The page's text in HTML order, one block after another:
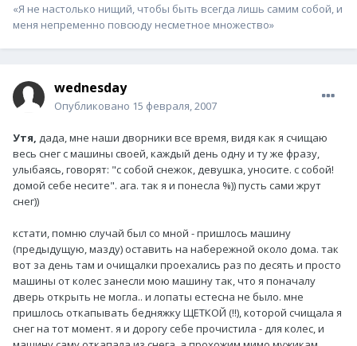
«Я не настолько нищий, чтобы быть всегда лишь самим собой, и
меня непременно повсюду несметное множество»
wednesday
Опубликовано 15 февраля, 2007
Утя, дада, мне наши дворники все время, видя как я счищаю
весь снег с машины своей, каждый день одну и ту же фразу,
улыбаясь, говорят: "с собой снежок, девушка, уносите. с собой!
домой себе несите". ага. так я и понесла %)) пусть сами жрут
снег))
кстати, помню случай был со мной - пришлось машину
(предыдущую, мазду) оставить на набережной около дома. так
вот за день там и очищалки проехались раз по десять и просто
машины от колес занесли мою машину так, что я поначалу
дверь открыть не могла.. и лопаты естесна не было. мне
пришлось откапывать бедняжку ЩЕТКОЙ (!!), которой счищала я
снег на тот момент. я и дорогу себе прочистила - для колес, и